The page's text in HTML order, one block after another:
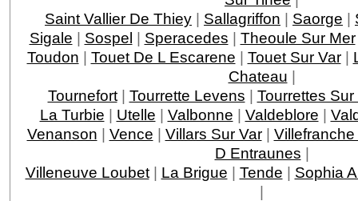
Saint Vallier De Thiey | Sallagriffon | Saorge |
Sigale | Sospel | Speracedes | Theoule Sur Mer
Toudon | Touet De L Escarene | Touet Sur Var|
Chateau |
Tournefort| Tourrette Levens | Tourrettes
La Turbie | Utelle | Valbonne | Valdeblore |
Venanson | Vence | Villars Sur Var|
D Entraunes |
Villeneuve Loubet| La Brigue | Tende | Sophia
|